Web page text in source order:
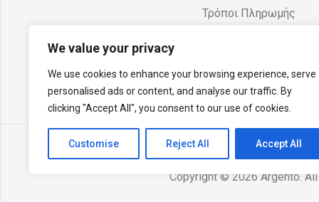
We value your privacy
We use cookies to enhance your browsing experience, serve
personalised ads or content, and analyse our traffic. By
clicking "Accept All", you consent to our use of cookies.
Customise Reject All Accept All
Τρόποι Πληρωμής
Copyright © 2026 Argento.